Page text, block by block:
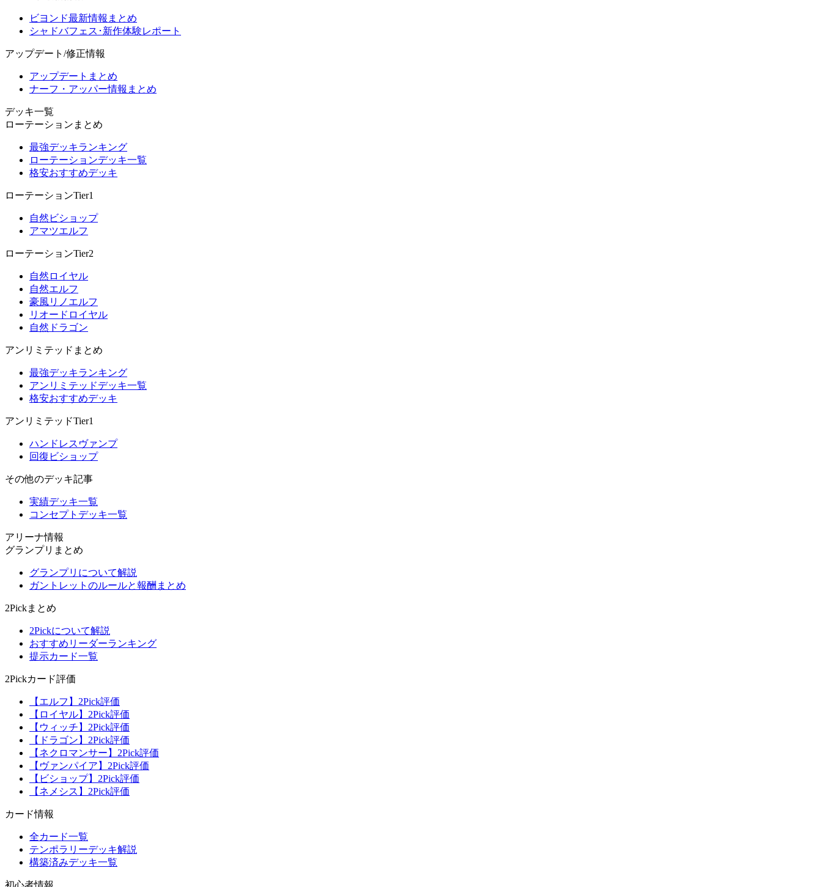
ビヨンド最新情報まとめ
シャドバフェス･新作体験レポート
アップデート/修正情報
アップデートまとめ
ナーフ・アッパー情報まとめ
デッキ一覧
ローテーションまとめ
最強デッキランキング
ローテーションデッキ一覧
格安おすすめデッキ
ローテーションTier1
自然ビショップ
アマツエルフ
ローテーションTier2
自然ロイヤル
自然エルフ
豪風リノエルフ
リオードロイヤル
自然ドラゴン
アンリミテッドまとめ
最強デッキランキング
アンリミテッドデッキ一覧
格安おすすめデッキ
アンリミテッドTier1
ハンドレスヴァンプ
回復ビショップ
その他のデッキ記事
実績デッキ一覧
コンセプトデッキ一覧
アリーナ情報
グランプリまとめ
グランプリについて解説
ガントレットのルールと報酬まとめ
2Pickまとめ
2Pickについて解説
おすすめリーダーランキング
提示カード一覧
2Pickカード評価
【エルフ】2Pick評価
【ロイヤル】2Pick評価
【ウィッチ】2Pick評価
【ドラゴン】2Pick評価
【ネクロマンサー】2Pick評価
【ヴァンパイア】2Pick評価
【ビショップ】2Pick評価
【ネメシス】2Pick評価
カード情報
全カード一覧
テンポラリーデッキ解説
構築済みデッキ一覧
初心者情報